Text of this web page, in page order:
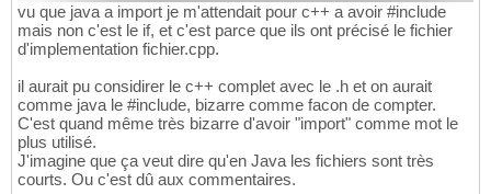
vu que java a import je m'attendait pour c++ a avoir #include
mais non c'est le if, et c'est parce que ils ont précisé le fichier
d'implementation fichier.cpp.
il aurait pu considirer le c++ complet avec le .h et on aurait
comme java le #include, bizarre comme facon de compter.
C'est quand même très bizarre d'avoir "import" comme mot le
plus utilisé.
J'imagine que ça veut dire qu'en Java les fichiers sont très
courts. Ou c'est dû aux commentaires.